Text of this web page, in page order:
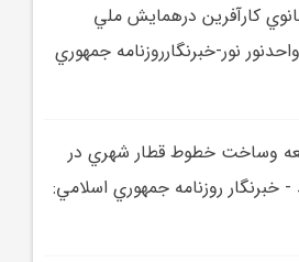
کارآفرين درهمايش ملي
نور-خبرنگارروزنامه جمهوري
وساخت خطوط قطار شهري در
- خبرنگار روزنامه جمهوري اسلامي: